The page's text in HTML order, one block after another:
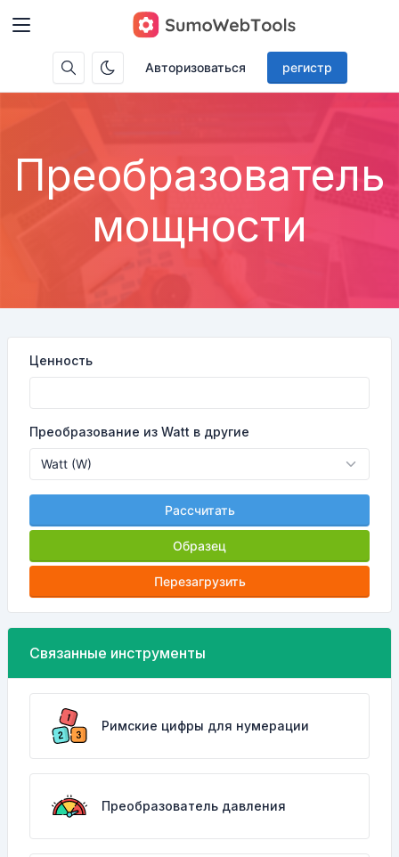
Авторизоваться регистр
Преобразователь
мощности
Ценность
Преобразование из Watt в другие
Рассчитать
Образец
Перезагрузить
Связанные инструменты
Римские цифры для нумерации
Преобразователь давления